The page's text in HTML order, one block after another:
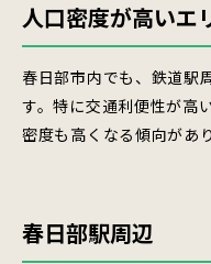
人口密度が高いエ
春日部市内でも、鉄道駅
す。特に交通利便性が高
密度も高くなる傾向があ
春日部駅周辺